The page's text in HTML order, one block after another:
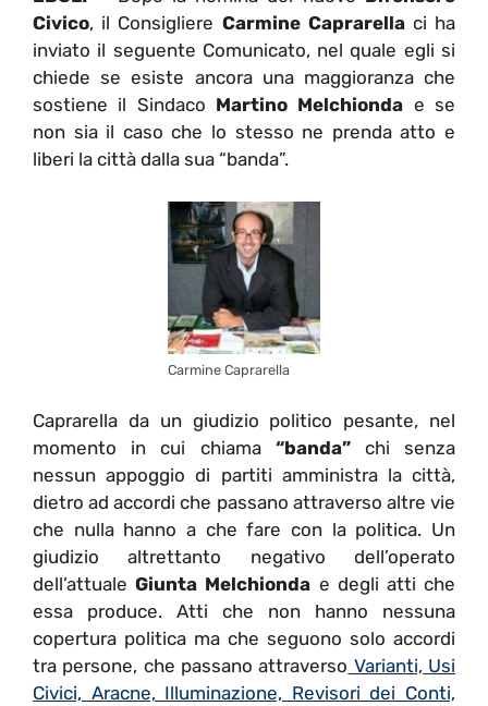
Civico, il Consigliere Carmine Caprarellaci ha
inviato il seguente Comunicato, nel quale egli si
chiede se esiste ancora una maggioranza che
sostiene il Sindaco Martino Melchionda e se
non sia il caso che lo stesso ne prenda atto e
liberi la città dalla sua “banda”.
Carmine Caprarella
Caprarella da un giudizio politico pesante, nel
momento in cui chiama“banda”chi senza
nessun appoggio di partiti amministra la città,
dietro ad accordi che passano attraverso altre vie
che nulla hanno a che fare con la politica. Un
giudizio altrettanto negativo dell’operato
dell’attualeGiunta Melchionda e degli atti che
essa produce. Atti che non hanno nessuna
copertura politica ma che seguono solo accordi
tra persone, che passano attraverso Varianti, Usi
Civici, Aracne, Illuminazione, Revisori dei Conti,